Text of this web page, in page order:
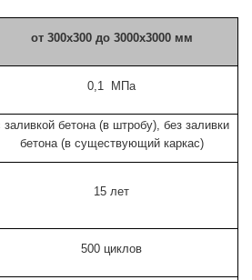
от 300х300 до 3000х3000 мм
0,1 МПа
заливкой бетона (в штробу), без заливки
бетона (в существующий каркас)
15 лет
500 циклов